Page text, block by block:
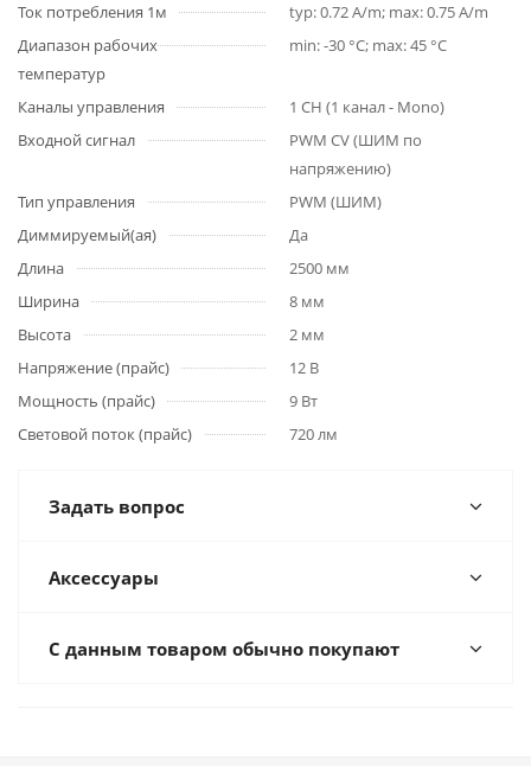
Ток потребления 1м
typ: 0.72 A/m; max: 0.75 A/m
Диапазон рабочих
температур
min: -30 °C; max: 45 °C
Каналы управления
1 CH (1 канал - Mono)
Входной сигнал
PWM СV (ШИМ по
напряжению)
Тип управления
PWM (ШИМ)
Диммируемый(ая)
Да
Длина
2500 мм
Ширина
8 мм
Высота
2 мм
Напряжение (прайс)
12 В
Мощность (прайс)
9 Вт
Световой поток (прайс)
720 лм
Задать вопрос
Аксессуары
С данным товаром обычно покупают